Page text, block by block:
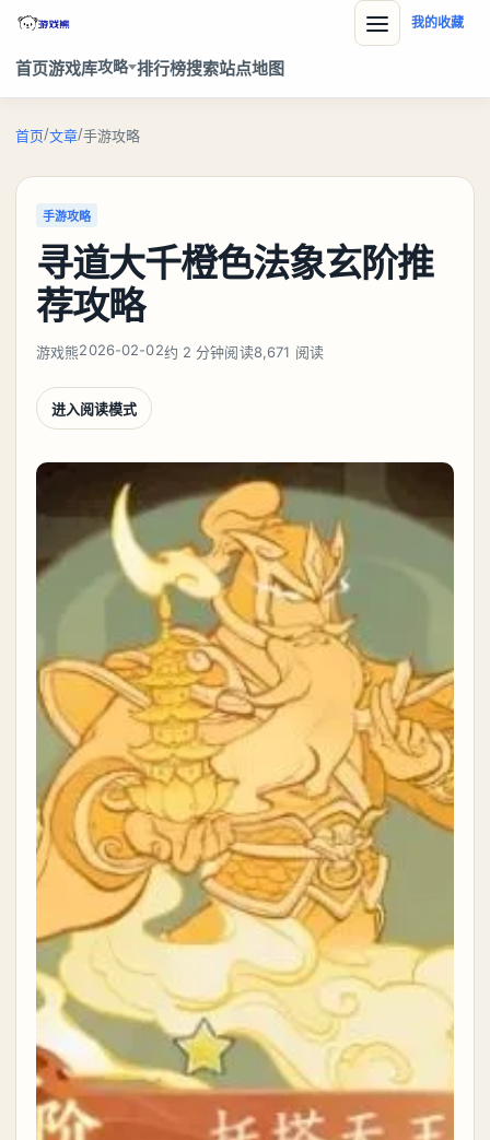
首页游戏库攻略 排行榜搜索站点地图
我的收藏
首页/文章/手游攻略
手游攻略
寻道大千橙色法象玄阶推
荐攻略
游戏熊2026-02-02约 2 分钟阅读8,671 阅读
进入阅读模式